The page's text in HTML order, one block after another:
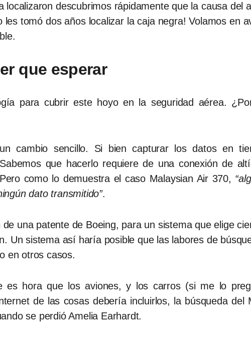
localizaron descubrimos rápidamente que la causa del
les tomó dos años localizar la caja negra! Volamos en
que esperar
para cubrir este hoyo en la seguridad aérea.
cambio sencillo. Si bien capturar los datos en
que hacerlo requiere de una conexión de
como lo demuestra el caso Malaysian Air 370,
dato transmitido”.
una patente de Boeing, para un sistema que elige
Un sistema así haría posible que las labores de
en otros casos.
es hora que los aviones, y los carros (si me lo
de las cosas debería incluirlos, la búsqueda del
se perdió Amelia Earhardt.